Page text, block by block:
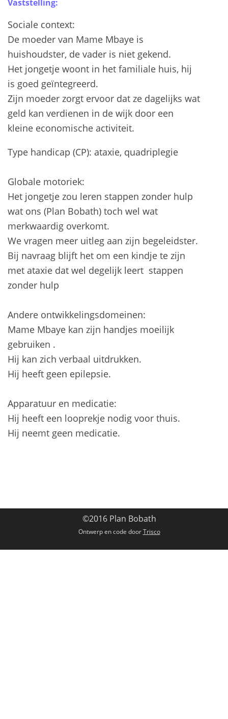
Vaststelling:
Sociale context:
De moeder van Mame Mbaye is
huishoudster, de vader is niet gekend.
Het jongetje woont in het familiale huis, hij
is goed geïntegreerd.
Zijn moeder zorgt ervoor dat ze dagelijks wat
geld kan verdienen in de wijk door een
kleine economische activiteit.
Type handicap (CP): ataxie, quadriplegie
Globale motoriek:
Het jongetje zou leren stappen zonder hulp
wat ons (Plan Bobath) toch wel wat
merkwaardig overkomt.
We vragen meer uitleg aan zijn begeleidster.
Bij navraag blijft het om een kindje te zijn
met ataxie dat wel degelijk leert stappen
zonder hulp
Andere ontwikkelingsdomeinen:
Mame Mbaye kan zijn handjes moeilijk
gebruiken .
Hij kan zich verbaal uitdrukken.
Hij heeft geen epilepsie.
Apparatuur en medicatie:
Hij heeft een looprekje nodig voor thuis.
Hij neemt geen medicatie.
©2016 Plan Bobath
Ontwerp en code doorTrisco